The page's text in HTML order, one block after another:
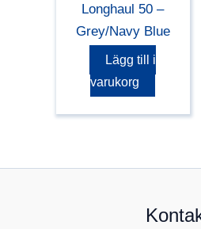
Longhaul 50 –
Grey/Navy Blue
Lägg till i
varukorg